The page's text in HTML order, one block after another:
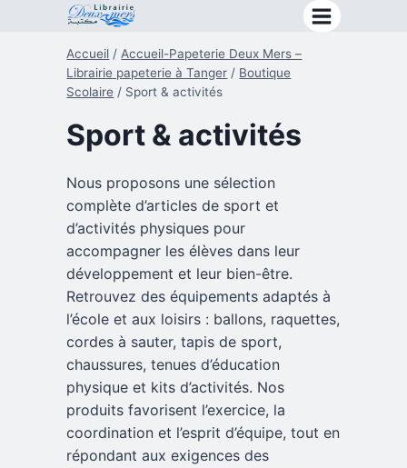
Accueil / Accueil-Papeterie Deux Mers –
Librairie papeterie à Tanger / Boutique
Scolaire / Sport & activités
Sport & activités
Nous proposons une sélection
complète d’articles de sport et
d’activités physiques pour
accompagner les élèves dans leur
développement et leur bien-être.
Retrouvez des équipements adaptés à
l’école et aux loisirs : ballons, raquettes,
cordes à sauter, tapis de sport,
chaussures, tenues d’éducation
physique et kits d’activités. Nos
produits favorisent l’exercice, la
coordination et l’esprit d’équipe, tout en
répondant aux exigences des